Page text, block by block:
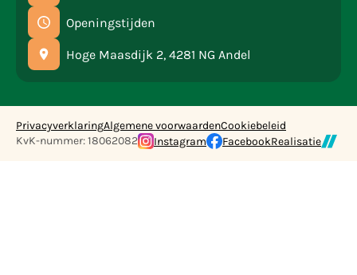
Openingstijden
Hoge Maasdijk 2, 4281 NG Andel
PrivacyverklaringAlgemene voorwaardenCookiebeleid
KvK-nummer: 18062082
Instagram FacebookRealisatie